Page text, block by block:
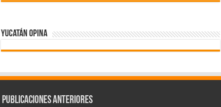
Yucatán Opina
Publicaciones Anteriores